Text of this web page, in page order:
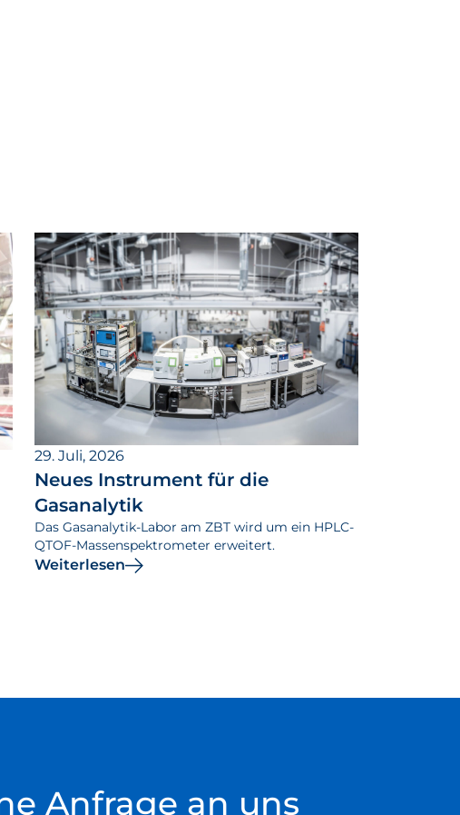
29. Juli, 2026
Neues Instrument für die
Gasanalytik
Das Gasanalytik-Labor am ZBT wird um ein HPLC-
QTOF-Massenspektrometer erweitert.
Weiterlesen
Anfrage an uns